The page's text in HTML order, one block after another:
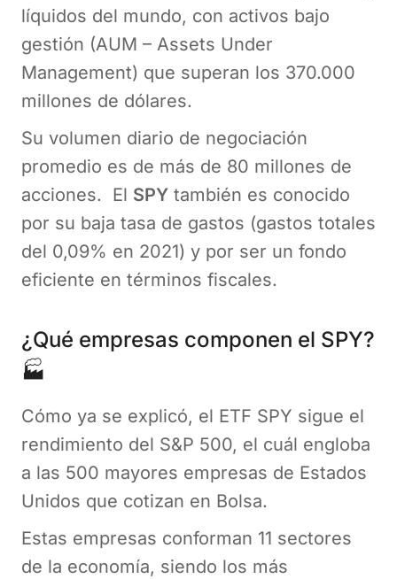
líquidos del mundo, con activos bajo
gestión (AUM – Assets Under
Management) que superan los 370.000
millones de dólares.
Su volumen diario de negociación
promedio es de más de 80 millones de
acciones. El SPY también es conocido
por su baja tasa de gastos (gastos totales
del 0,09% en 2021) y por ser un fondo
eficiente en términos fiscales.
¿Qué empresas componen el SPY?
🏭
Cómo ya se explicó, el ETF SPY sigue el
rendimiento del S&P 500, el cuál engloba
a las 500 mayores empresas de Estados
Unidos que cotizan en Bolsa.
Estas empresas conforman 11 sectores
de la economía, siendo los más